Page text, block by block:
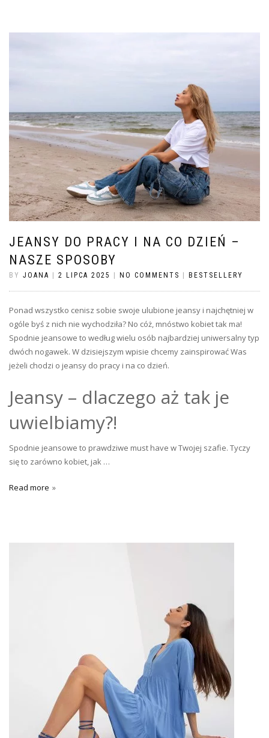
JEANSY DO PRACY I NA CO DZIEŃ –
NASZE SPOSOBY
BY JOANA | 2 LIPCA 2025 | NO COMMENTS | BESTSELLERY
Ponad wszystko cenisz sobie swoje ulubione jeansy i najchętniej w
ogóle byś z nich nie wychodziła? No cóż, mnóstwo kobiet tak ma!
Spodnie jeansowe to według wielu osób najbardziej uniwersalny typ
dwóch nogawek. W dzisiejszym wpisie chcemy zainspirować Was
jeżeli chodzi o jeansy do pracy i na co dzień.
Jeansy – dlaczego aż tak je
uwielbiamy?!
Spodnie jeansowe to prawdziwe must have w Twojej szafie. Tyczy
się to zarówno kobiet, jak …
Read more